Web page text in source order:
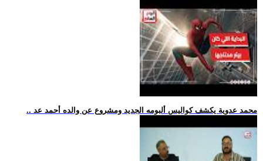
.. محمد عدوية يكشف كواليس ألبومه الجديد ومشروع عن والده أحمد عد